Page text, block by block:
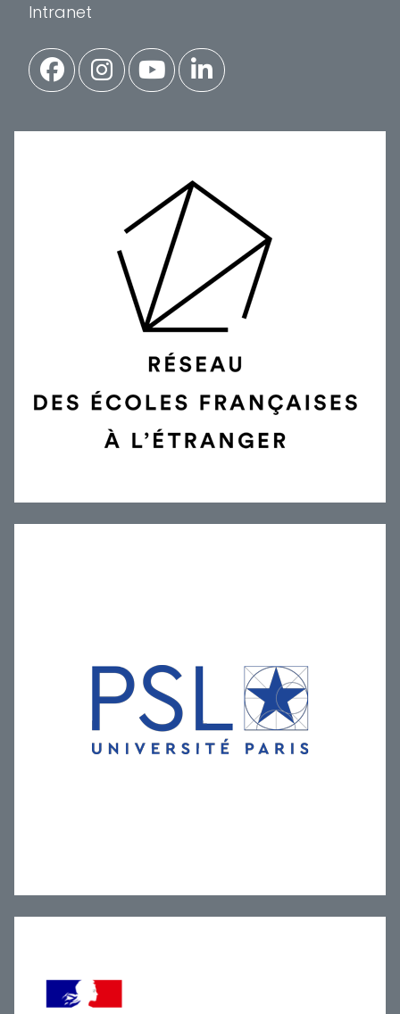
Intranet